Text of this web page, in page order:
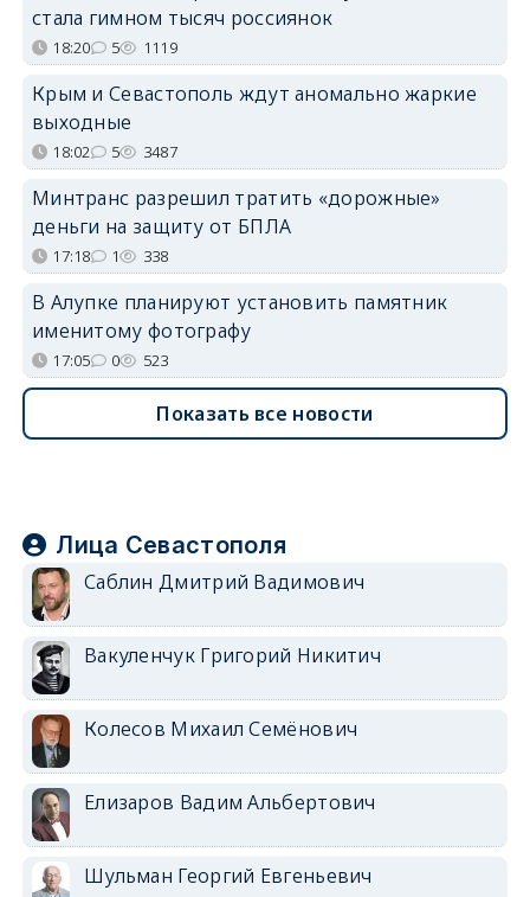
стала гимном тысяч россиянок
18:20 5 1119
Крым и Севастополь ждут аномально жаркие
выходные
18:02 5 3487
Минтранс разрешил тратить «дорожные»
деньги на защиту от БПЛА
17:18 1 338
В Алупке планируют установить памятник
именитому фотографу
17:05 0 523
Показать все новости
Лица Севастополя
Саблин Дмитрий Вадимович
Вакуленчук Григорий Никитич
Колесов Михаил Семёнович
Елизаров Вадим Альбертович
Шульман Георгий Евгеньевич